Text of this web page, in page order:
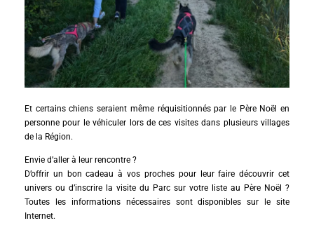
Et certains chiens seraient même réquisitionnés par le Père Noël en
personne pour le véhiculer lors de ces visites dans plusieurs villages
de la Région.
Envie d’aller à leur rencontre ?
D’offrir un bon cadeau à vos proches pour leur faire découvrir cet
univers ou d’inscrire la visite du Parc sur votre liste au Père Noël ?
Toutes les informations nécessaires sont disponibles sur le site
Internet.